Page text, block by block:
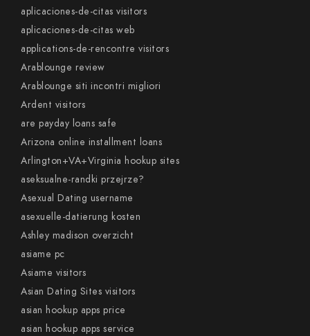
aplicaciones-de-citas visitors
aplicaciones-de-citas web
applications-de-rencontre visitors
Arablounge review
Arablounge siti incontri migliori
Ardent visitors
are payday loans safe
Arizona online installment loans
Arlington+VA+Virginia hookup sites
aseksualne-randki przejrze?
Asexual Dating username
asexuelle-datierung kosten
Ashley madison overzicht
asiame pc
Asiame visitors
Asian Dating Sites visitors
asian hookup apps price
asian hookup apps service